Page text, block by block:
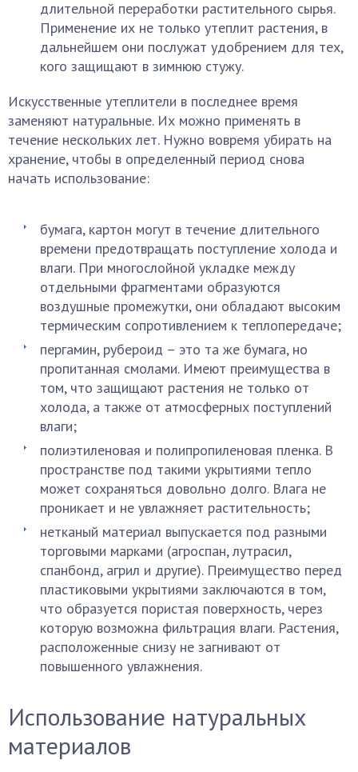
длительной переработки растительного сырья.
Применение их не только утеплит растения, в
дальнейшем они послужат удобрением для тех,
кого защищают в зимнюю стужу.
Искусственные утеплители в последнее время
заменяют натуральные. Их можно применять в
течение нескольких лет. Нужно вовремя убирать на
хранение, чтобы в определенный период снова
начать использование:
бумага, картон могут в течение длительного
времени предотвращать поступление холода и
влаги. При многослойной укладке между
отдельными фрагментами образуются
воздушные промежутки, они обладают высоким
термическим сопротивлением к теплопередаче;
пергамин, рубероид – это та же бумага, но
пропитанная смолами. Имеют преимущества в
том, что защищают растения не только от
холода, а также от атмосферных поступлений
влаги;
полиэтиленовая и полипропиленовая пленка. В
пространстве под такими укрытиями тепло
может сохраняться довольно долго. Влага не
проникает и не увлажняет растительность;
нетканый материал выпускается под разными
торговыми марками (агроспан, лутрасил,
спанбонд, агрил и другие). Преимущество перед
пластиковыми укрытиями заключаются в том,
что образуется пористая поверхность, через
которую возможна фильтрация влаги. Растения,
расположенные снизу не загнивают от
повышенного увлажнения.
Использование натуральных
материалов